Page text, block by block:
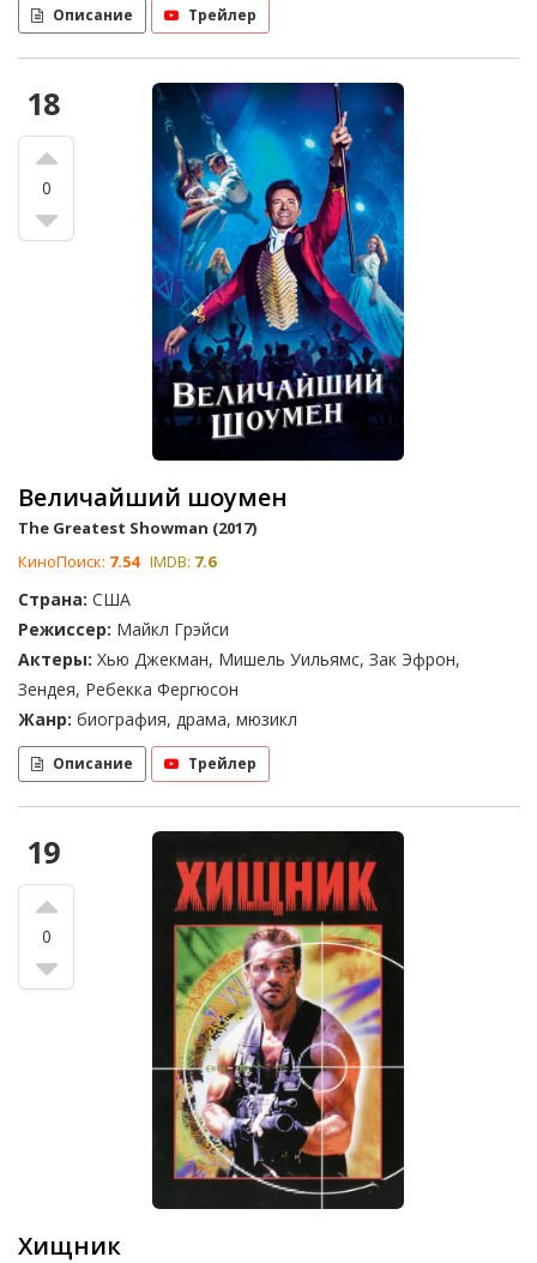
Описание Трейлер
18
0
Величайший шоумен
The Greatest Showman (2017)
КиноПоиск: 7.54 IMDB: 7.6
Страна: США
Режиссер: Майкл Грэйси
Актеры: Хью Джекман, Мишель Уильямс, Зак Эфрон,
Зендея, Ребекка Фергюсон
Жанр: биография, драма, мюзикл
Описание Трейлер
19
0
Хищник